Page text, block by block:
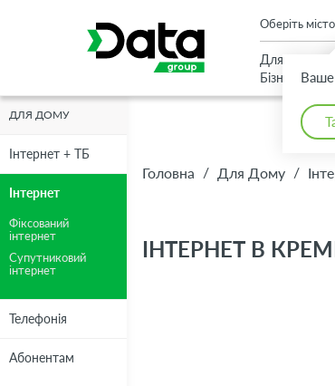
Ваше
Оберіть
Для
Бізнесу
ДЛЯ ДОМУ
Інтернет + ТБ
Інтернет
Фіксований
інтернет
Супутниковий
інтернет
Телефонія
Абонентам
Головна / Для Дому /
ІНТЕРНЕТ В
An important update (Chrome 143) is available for